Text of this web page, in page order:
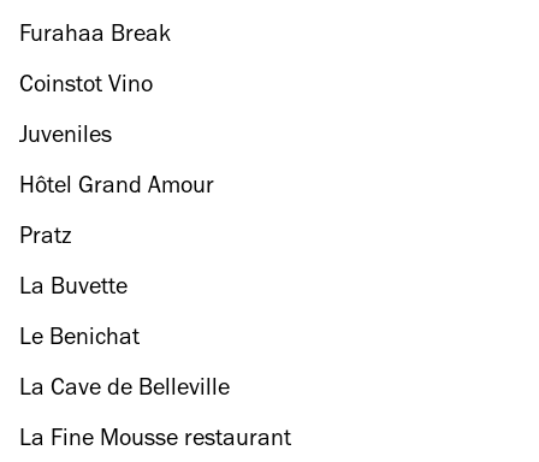
Furahaa Break
Coinstot Vino
Juveniles
Hôtel Grand Amour
Pratz
La Buvette
Le Benichat
La Cave de Belleville
La Fine Mousse restaurant